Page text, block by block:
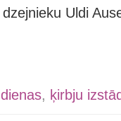
Uldi
, ķirbju